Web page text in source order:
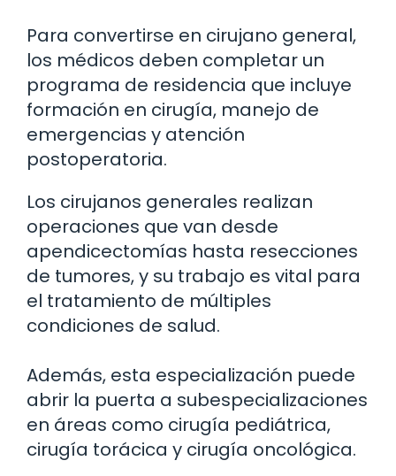
Para convertirse en cirujano general,
los médicos deben completar un
programa de residencia que incluye
formación en cirugía, manejo de
emergencias y atención
postoperatoria.
Los cirujanos generales realizan
operaciones que van desde
apendicectomías hasta resecciones
de tumores, y su trabajo es vital para
el tratamiento de múltiples
condiciones de salud.
Además, esta especialización puede
abrir la puerta a subespecializaciones
en áreas como cirugía pediátrica,
cirugía torácica y cirugía oncológica.